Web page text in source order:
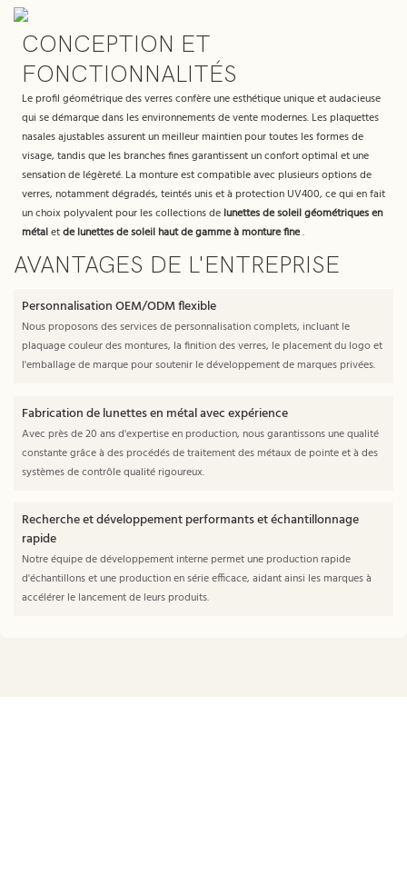
CONCEPTION ET
FONCTIONNALITÉS
Le profil géométrique des verres confère une esthétique unique et audacieuse
qui se démarque dans les environnements de vente modernes. Les plaquettes
nasales ajustables assurent un meilleur maintien pour toutes les formes de
visage, tandis que les branches fines garantissent un confort optimal et une
sensation de légèreté. La monture est compatible avec plusieurs options de
verres, notamment dégradés, teintés unis et à protection UV400, ce qui en fait
un choix polyvalent pour les collections de lunettes de soleil géométriques en
métaletde lunettes de soleil haut de gamme à monture fine.
AVANTAGES DE L'ENTREPRISE
Personnalisation OEM/ODM flexible
Nous proposons des services de personnalisation complets, incluant le
plaquage couleur des montures, la finition des verres, le placement du logo et
l'emballage de marque pour soutenir le développement de marques privées.
Fabrication de lunettes en métal avec expérience
Avec près de 20 ans d'expertise en production, nous garantissons une qualité
constante grâce à des procédés de traitement des métaux de pointe et à des
systèmes de contrôle qualité rigoureux.
Recherche et développement performants et échantillonnage
rapide
Notre équipe de développement interne permet une production rapide
d'échantillons et une production en série efficace, aidant ainsi les marques à
accélérer le lancement de leurs produits.